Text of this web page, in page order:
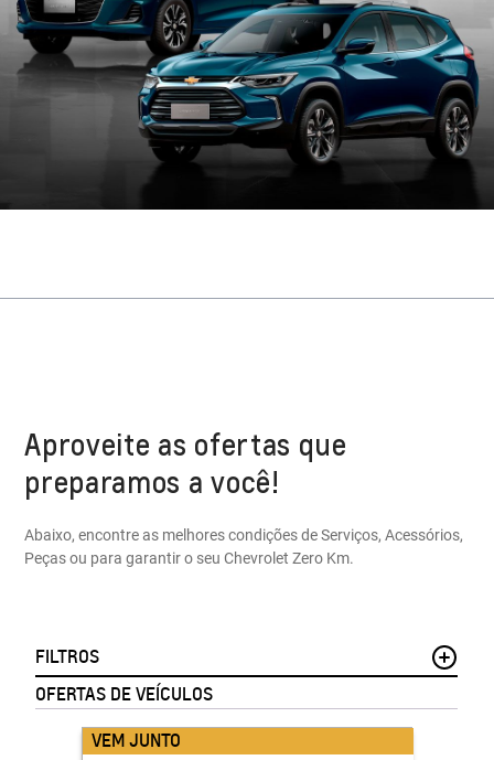
Aproveite as ofertas que
preparamos a você!
Abaixo, encontre as melhores condições de Serviços, Acessórios,
Peças ou para garantir o seu Chevrolet Zero Km.